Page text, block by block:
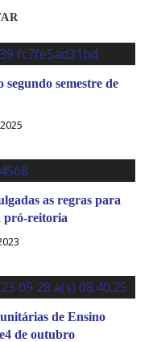
semestre de
as regras para
pró-reitoria
de Ensino
de outubro